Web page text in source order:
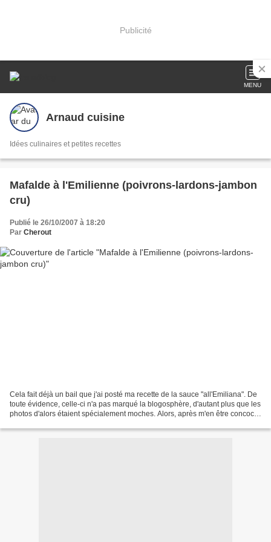
Publicité
MENU
Arnaud cuisine
Idées culinaires et petites recettes
Mafalde à l'Emilienne (poivrons-lardons-jambon
cru)
Publié le 26/10/2007 à 18:20
Par Cherout
Cela fait déjà un bail que j'ai posté ma recette de la sauce "all'Emiliana". De
toute évidence, celle-ci n'a pas marqué la blogosphère, d'autant plus que les
photos d'alors étaient spécialement moches. Alors, après m'en être concocté